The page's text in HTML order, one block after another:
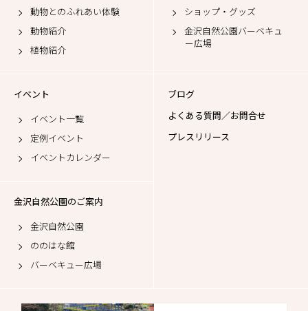
動物とのふれあい体験
動物紹介
植物紹介
ショップ・グッズ
金沢自然公園バーベキュ
ー広場
イベント
イベント一覧
定例イベント
イベントカレンダー
ブログ
よくある質問／お問合せ
プレスリリース
金沢自然公園のご案内
金沢自然公園
ののはな館
バーベキュー広場